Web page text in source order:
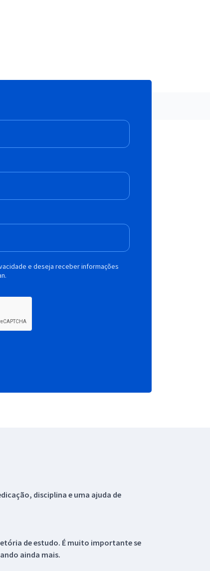
e deseja receber informações
disciplina e uma ajuda de
de estudo. É muito importante se
ainda mais.